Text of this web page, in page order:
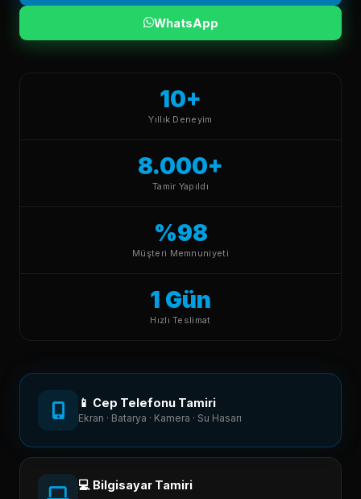
WhatsApp
10+
Yıllık Deneyim
8.000+
Tamir Yapıldı
%98
Müşteri Memnuniyeti
1 Gün
Hızlı Teslimat
📱 Cep Telefonu Tamiri
Ekran · Batarya · Kamera · Su Hasarı
💻 Bilgisayar Tamiri